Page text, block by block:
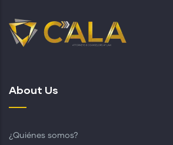
About Us
¿Quiénes somos?